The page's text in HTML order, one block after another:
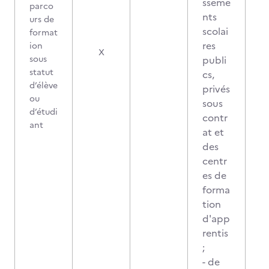
parco
urs de
format
ion
sous
statut
d’élève
ou
d’étudi
ant
X
nts
scolai
res
publi
cs,
privés
sous
contr
at et
des
centr
es de
forma
tion
d'app
rentis
;
- de